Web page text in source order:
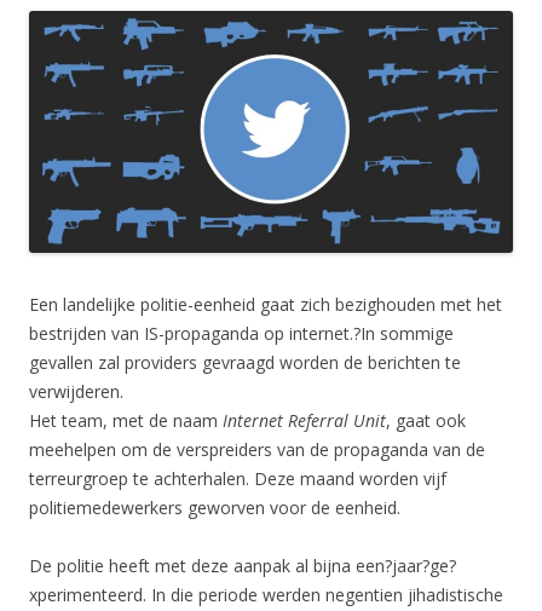
Een landelijke politie-eenheid gaat zich bezighouden met het
bestrijden van IS-propaganda op internet.?In sommige
gevallen zal providers gevraagd worden de berichten te
verwijderen.
Het team, met de naam Internet Referral Unit, gaat ook
meehelpen om de verspreiders van de propaganda van de
terreurgroep te achterhalen. Deze maand worden vijf
politiemedewerkers geworven voor de eenheid.
De politie heeft met deze aanpak al bijna een?jaar?ge?
xperimenteerd. In die periode werden negentien jihadistische